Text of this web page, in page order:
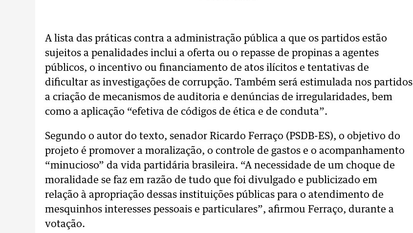
A lista das práticas contra a administração pública a que os partidos estão
sujeitos a penalidades inclui a oferta ou o repasse de propinas a agentes
públicos, o incentivo ou financiamento de atos ilícitos e tentativas de
dificultar as investigações de corrupção. Também será estimulada nos partidos
a criação de mecanismos de auditoria e denúncias de irregularidades, bem
como a aplicação “efetiva de códigos de ética e de conduta”.
Segundo o autor do texto, senador Ricardo Ferraço (PSDB-ES), o objetivo do
projeto é promover a moralização, o controle de gastos e o acompanhamento
“minucioso” da vida partidária brasileira. “A necessidade de um choque de
moralidade se faz em razão de tudo que foi divulgado e publicizado em
relação à apropriação dessas instituições públicas para o atendimento de
mesquinhos interesses pessoais e particulares”, afirmou Ferraço, durante a
votação.